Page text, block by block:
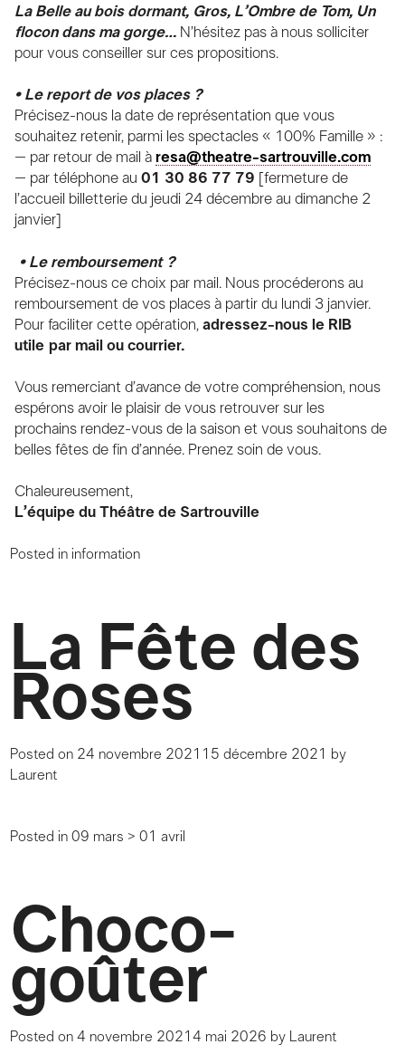
La Belle au bois dormant, Gros, L’Ombre de Tom, Un
flocon dans ma gorge… N’hésitez pas à nous solliciter
pour vous conseiller sur ces propositions.
• Le report de vos places ?
Précisez-nous la date de représentation que vous
souhaitez retenir, parmi les spectacles « 100% Famille » :
– par retour de mail àresa@theatre-sartrouville.com
– par téléphone au 01 30 86 77 79 [fermeture de
l’accueil billetterie du jeudi 24 décembre au dimanche 2
janvier]
• Le remboursement ?
Précisez-nous ce choix par mail. Nous procéderons au
remboursement de vos places à partir du lundi 3 janvier.
Pour faciliter cette opération, adressez-nous le RIB
utile par mail ou courrier.
Vous remerciant d’avance de votre compréhension, nous
espérons avoir le plaisir de vous retrouver sur les
prochains rendez-vous de la saison et vous souhaitons de
belles fêtes de fin d’année. Prenez soin de vous.
Chaleureusement,
L’équipe du Théâtre de Sartrouville
Posted in information
La Fête des
Roses
Posted on 24 novembre 2021 15 décembre 2021
by
Laurent
Posted in09 mars > 01 avril
Choco-
goûter
Posted on4 novembre 20214 mai 2026 by Laurent